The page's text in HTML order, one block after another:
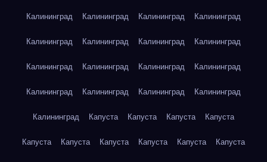
Калининград Калининград Калининград Калининград
Калининград Калининград Калининград Калининград
Калининград Калининград Калининград Калининград
Калининград Калининград Калининград Калининград
Калининград Капуста Капуста Капуста Капуста
Капуста Капуста Капуста Капуста Капуста Капуста